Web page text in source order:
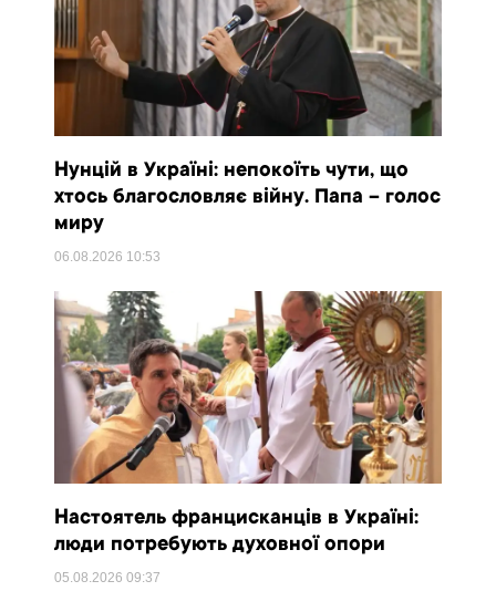
Нунцій в Україні: непокоїть чути, що
хтось благословляє війну. Папа – голос
миру
06.08.2026 10:53
Настоятель францисканців в Україні:
люди потребують духовної опори
05.08.202609:37